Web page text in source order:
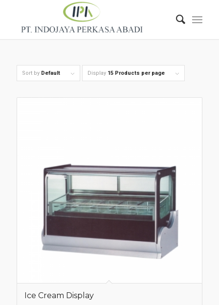
Sort by Default Display 15 Products per page
Ice Cream Display